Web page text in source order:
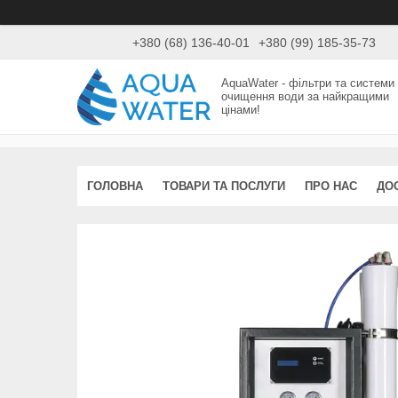
+380 (68) 136-40-01 +380 (99) 185-35-73
AquaWater - фільтри та системи
очищення води за найкращими
цінами!
ГОЛОВНА ТОВАРИ ТА ПОСЛУГИ ПРО НАС